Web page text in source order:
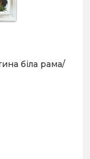
біла рама/